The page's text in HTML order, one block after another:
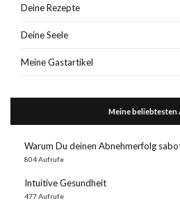
Deine Rezepte
Deine Seele
Meine Gastartikel
Meine beliebtesten
Warum Du deinen Abnehmerfolg
804 Aufrufe
Intuitive Gesundheit
477 Aufrufe